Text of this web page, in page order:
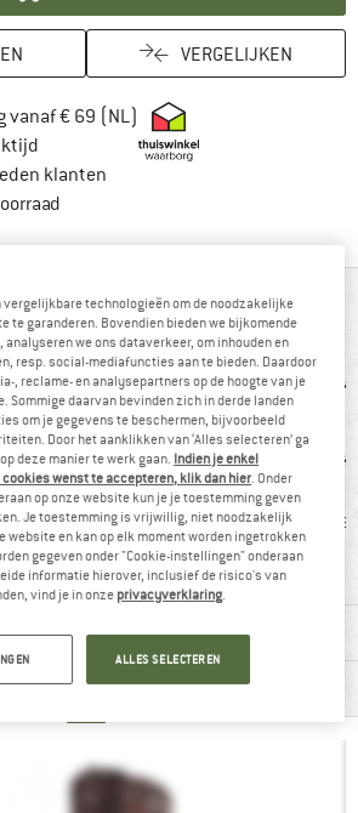
VERGELIJKEN
vanaf € 69 (NL) Vind hier de
Vind de betalingsinformatie hier!
klanten
EEN OOGOPSLAG
TEX Waterdicht
& KENMERKEN
vergelijkbare technologieën om de noodzakelijke
te garanderen. Bovendien bieden we bijkomende
we ons dataverkeer, om inhouden en
resp. social-mediafuncties aan te bieden. Daardoor
, reclame- en analysepartners op de hoogte van je
Sommige daarvan bevinden zich in derde landen
om je gegevens te beschermen, bijvoorbeeld
Door het aanklikken van ‘Alles selecteren’ ga
deze manier te werk gaan. Indien je enkel
wenst te accepteren, klik dan hier. Onder
op onze website kun je je toestemming geven
Je toestemming is vrijwillig, niet noodzakelijk
website en kan op elk moment worden ingetrokken
gegeven onder "Cookie-instellingen" onderaan
informatie hierover, inclusief de risico's van
vind je in onze privacyverklaring.
ALLES SELECTEREN